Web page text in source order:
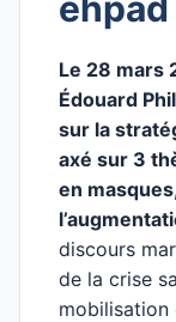
Le 28 mars
Édouard
sur la
axé sur 3
en
discours
de la crise
mobilisation